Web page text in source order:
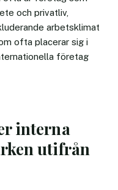
och privatliv,
arbetsklimat
ofta placerar sig i
företag
interna
utifrån